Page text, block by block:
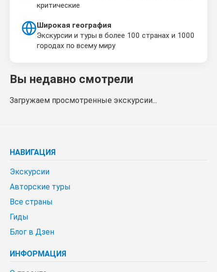
критические
Широкая география
Экскурсии и туры в более 100 странах и 1000
городах по всему миру
Вы недавно смотрели
Загружаем просмотренные экскурсии...
НАВИГАЦИЯ
Экскурсии
Авторские туры
Все страны
Гиды
Блог в Дзен
ИНФОРМАЦИЯ